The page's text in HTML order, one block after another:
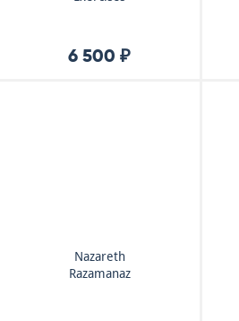
6 500 ₽
Nazareth
Razamanaz